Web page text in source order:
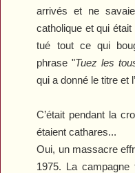
arrivés et ne
catholique et qui
tué tout ce qui
phrase"Tuez les
qui a donné le titre et
C’était pendant la
étaient cathares...
Oui, un massacre
1975. La campagne